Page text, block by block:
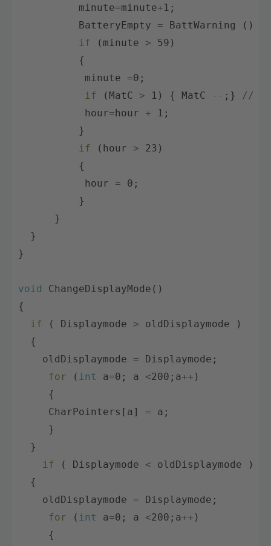
minute=minute+1 ;
BatteryEmpty
= BattWarning ( )
if
( minute > 59 )
{
minute
=0 ;
if
( MatC > 1 ) { MatC -- ; }
//
hour= hour + 1 ;
}
if
( hour > 23 )
{
hour
= 0 ;
}
}
}
}
void ChangeDisplayMode ( )
{
if
( Displaymode > oldDisplaymode
)
{
oldDisplaymode
= Displaymode ;
for
( int a=0 ; a <200 ; a++ )
{
CharPointers [ a ] = a ;
}
}
if
( Displaymode < oldDisplaymode
)
{
oldDisplaymode
= Displaymode ;
for
( int a=0 ; a <200 ; a++ )
{